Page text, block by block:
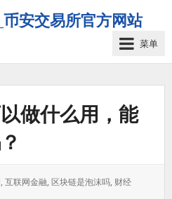
安交易所官方网站
菜单
做什么用，能
,互联网金融,区块链是泡沫吗, 财经